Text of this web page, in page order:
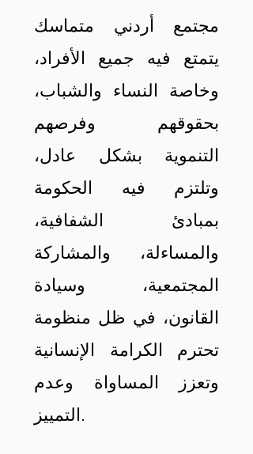
مجتمع أردني متماسك
يتمتع فيه جميع الأفراد،
وخاصة النساء والشباب،
بحقوقهم وفرصهم
التنموية بشكل عادل،
وتلتزم فيه الحكومة
بمبادئ الشفافية،
والمساءلة، والمشاركة
المجتمعية، وسيادة
القانون، في ظل منظومة
تحترم الكرامة الإنسانية
وتعزز المساواة وعدم
التمييز.